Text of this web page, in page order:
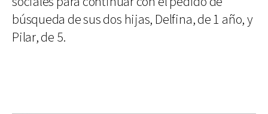
búsqueda de sus dos hijas, Delfina, de 1 año, y
Pilar, de 5.